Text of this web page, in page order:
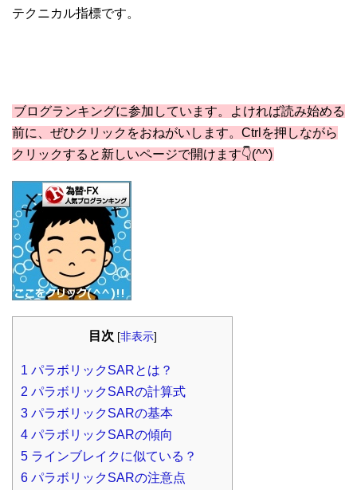
テクニカル指標です。
ブログランキングに参加しています。よければ読み始める
前に、ぜひクリックをおねがいします。Ctrlを押しながら
クリックすると新しいページで開けます👇(^^)
目次 [非表示]
1 パラボリックSARとは？
2 パラボリックSARの計算式
3 パラボリックSARの基本
4 パラボリックSARの傾向
5 ラインブレイクに似ている？
6 パラボリックSARの注意点